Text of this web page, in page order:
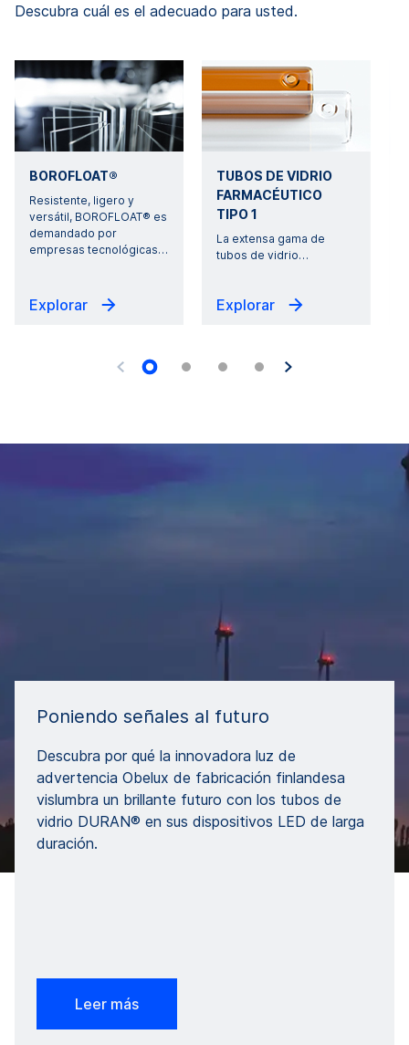
Descubra cuál es el adecuado para usted.
BOROFLOAT®
Resistente, ligero y
versátil, BOROFLOAT® es
demandado por
empresas tecnológicas…
Explorar
TUBOS DE VIDRIO
FARMACÉUTICO
TIPO 1
La extensa gama de
tubos de vidrio…
Explorar
Poniendo señales al futuro
Descubra por qué la innovadora luz de
advertencia Obelux de fabricación finlandesa
vislumbra un brillante futuro con los tubos de
vidrio DURAN® en sus dispositivos LED de larga
duración.
Leer más